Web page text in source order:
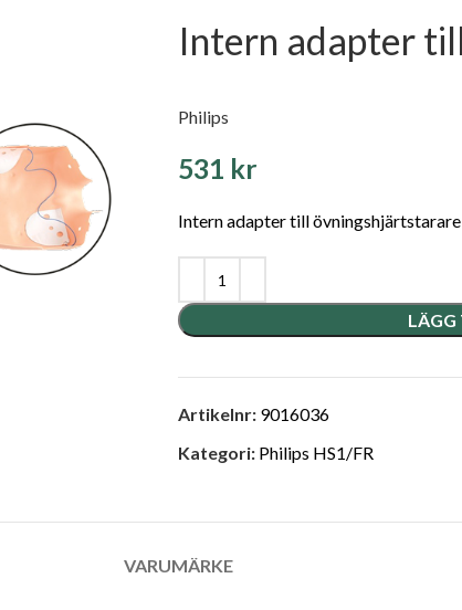
Intern adapter
Philips
531 kr
Intern adapter till
LÄGG
Artikelnr: 9016036
Kategori: Philips HS1/FR
VARUMÄRKE